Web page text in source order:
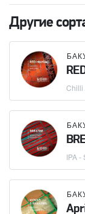
Другие
Chilli
IPA -